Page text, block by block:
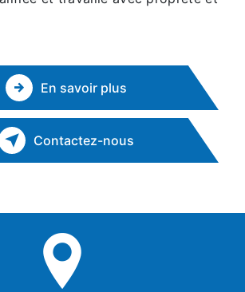
En savoir plus
Contactez-nous